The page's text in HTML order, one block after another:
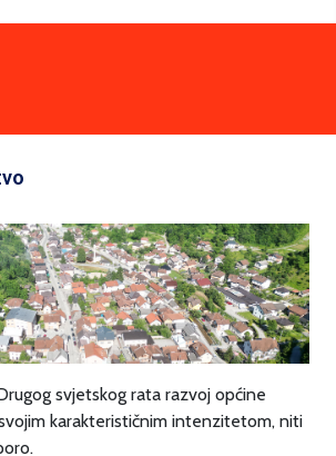
svjetskog rata razvoj općine
karakterističnim intenzitetom, niti